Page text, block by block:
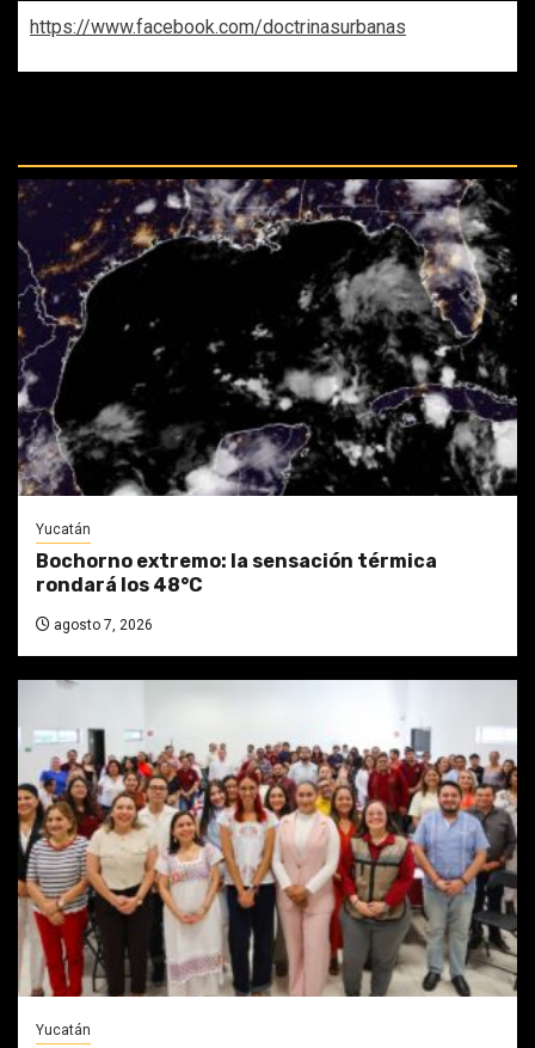
https://www.facebook.com/doctrinasurbanas
Yucatán
Bochorno extremo: la sensación térmica
rondará los 48°C
agosto 7, 2026
Yucatán